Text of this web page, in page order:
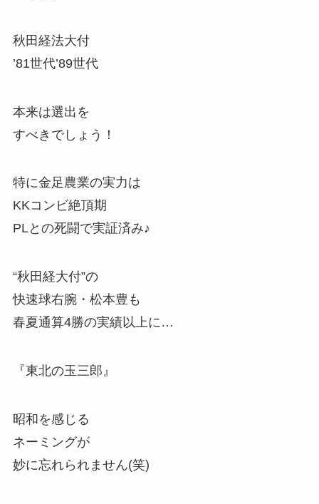
秋田経法大付
’81世代’89世代
本来は選出を
すべきでしょう！
特に金足農業の実力は
KKコンビ絶頂期
PLとの死闘で実証済み♪
“秋田経大付”の
快速球右腕・松本豊も
春夏通算4勝の実績以上に…
『東北の玉三郎』
昭和を感じる
ネーミングが
妙に忘れられません(笑)